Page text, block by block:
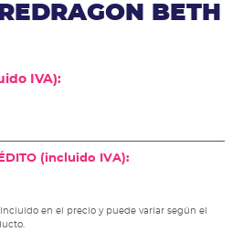
BETH
IVA):
(incluido IVA):
en el precio y puede variar según el